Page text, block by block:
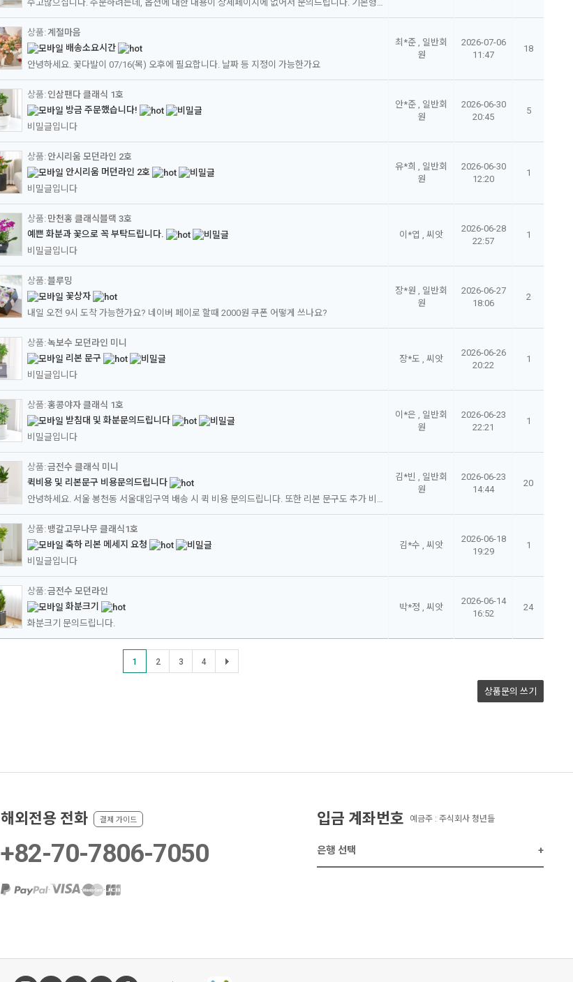
계절마음
배송소요시간
안녕하세요. 꽃다발이 07/16(목) 오후에 필요합니다. 날짜 등 지정이 가능한가요
최*준 , 일반회
원
2026-07-06
11:47
18
인삼팬다 클래식 1호
방금 주문했습니다!
비밀글입니다
안*준 , 일반회
원
2026-06-30
20:45
5
안시리움 모던라인 2호
안시리움 머던라인 2호
비밀글입니다
유*희 , 일반회
원
2026-06-30
12:20
1
만천홍 클래식블랙 3호
예쁜 화분과 꽃으로 꼭 부탁드립니다.
비밀글입니다
이*엽 , 씨앗
2026-06-28
22:57
1
블루밍
꽃상자
내일 오전 9시 도착 가능한가요? 네이버 페이로 할때 2000원 쿠폰 어떻게 쓰나요?
장*원 , 일반회
원
2026-06-27
18:06
2
녹보수 모던라인 미니
리본 문구
비밀글입니다
장*도 , 씨앗
2026-06-26
20:22
1
홍콩야자 클래식 1호
받침대 및 화분문의드립니다
비밀글입니다
이*은 , 일반회
원
2026-06-23
22:21
1
금전수 클래식 미니
퀵비용 및 리본문구 비용문의드립니다
김*빈 , 일반회
원
2026-06-23
14:44
20
뱅갈고무나무 클래식1호
축하 리본 메세지 요청
비밀글입니다
김*수 , 씨앗
2026-06-18
19:29
1
금전수 모던라인
화분크기
화분크기 문의드립니다.
박*정 , 씨앗
2026-06-14
16:52
24
1 2 3 4
상품문의 쓰기
해외전용 전화 결제 가이드
+82-70-7806-7050
· · ·
입금 계좌번호 예금주 : 주식회사 청년들
은행 선택 +